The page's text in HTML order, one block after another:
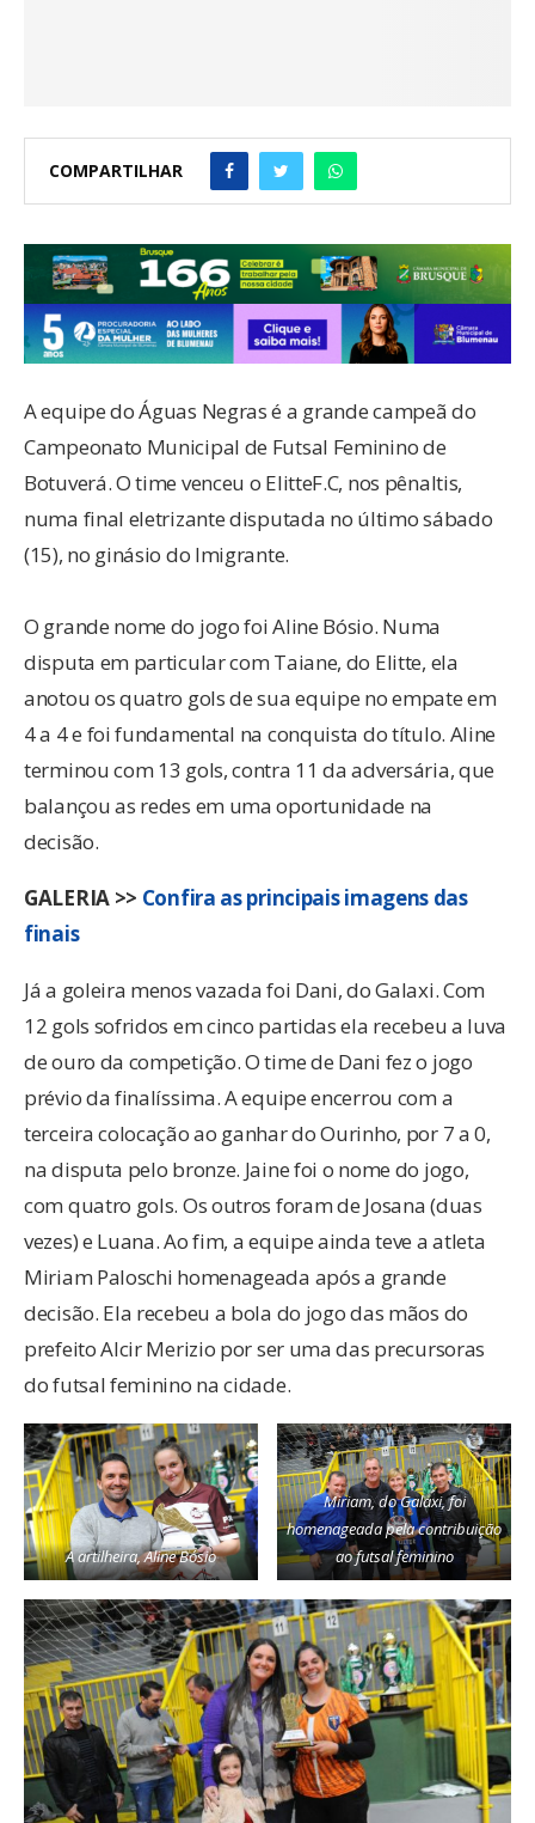
COMPARTILHAR
A equipe do Águas Negras é a grande campeã do
Campeonato Municipal de Futsal Feminino de
Botuverá. O time venceu o ElitteF.C, nos pênaltis,
numa final eletrizante disputada no último sábado
(15), no ginásio do Imigrante.
O grande nome do jogo foi Aline Bósio. Numa
disputa em particular com Taiane, do Elitte, ela
anotou os quatro gols de sua equipe no empate em
4 a 4 e foi fundamental na conquista do título. Aline
terminou com 13 gols, contra 11 da adversária, que
balançou as redes em uma oportunidade na
decisão.
GALERIA >> Confira as principais imagens das
finais
Já a goleira menos vazada foi Dani, do Galaxi. Com
12 gols sofridos em cinco partidas ela recebeu a luva
de ouro da competição. O time de Dani fez o jogo
prévio da finalíssima. A equipe encerrou com a
terceira colocação ao ganhar do Ourinho, por 7 a 0,
na disputa pelo bronze. Jaine foi o nome do jogo,
com quatro gols. Os outros foram de Josana (duas
vezes) e Luana. Ao fim, a equipe ainda teve a atleta
Miriam Paloschi homenageada após a grande
decisão. Ela recebeu a bola do jogo das mãos do
prefeito Alcir Merizio por ser uma das precursoras
do futsal feminino na cidade.
A artilheira, Aline Bósio
Miriam, do Galaxi, foi
homenageada pela contribuição
ao futsal feminino